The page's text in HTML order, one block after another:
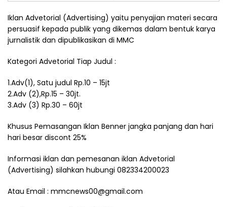
Iklan Advetorial (Advertising) yaitu penyajian materi secara
persuasif kepada publik yang dikemas dalam bentuk karya
jurnalistik dan dipublikasikan di MMC
Kategori Advetorial Tiap Judul :
1.Adv(1), Satu judul Rp.10 – 15jt
2.Adv (2),Rp.15 – 30jt.
3.Adv (3) Rp.30 – 60jt
Khusus Pemasangan Iklan Benner jangka panjang dan hari
hari besar discont 25%
Informasi iklan dan pemesanan iklan Advetorial
(Advertising) silahkan hubungi 082334200023
Atau Email : mmcnews00@gmail.com